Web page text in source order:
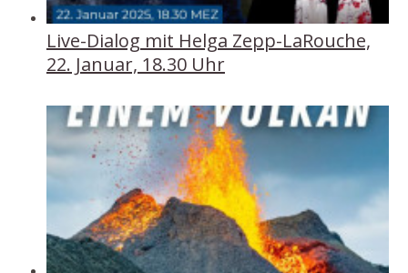
Live-Dialog mit Helga Zepp-LaRouche,
22. Januar, 18.30 Uhr